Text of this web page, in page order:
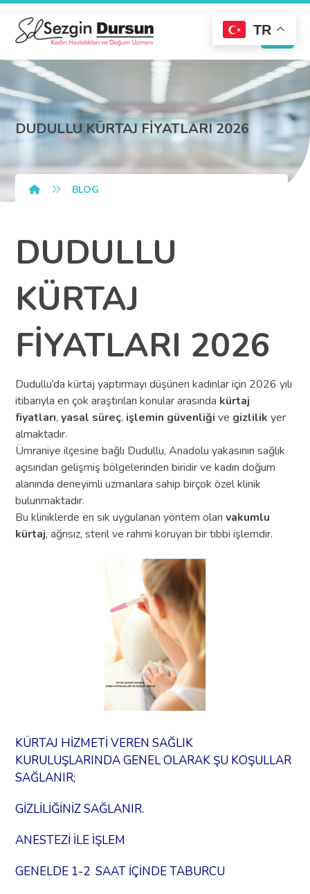
DUDULLU KÜRTAJ FİYATLARI 2026
BLOG
DUDULLU
KÜRTAJ
FİYATLARI 2026
Dudullu’da kürtaj yaptırmayı düşünen kadınlar için 2026 yılı
itibarıyla en çok araştırılan konular arasında kürtaj
fiyatları,yasal süreç, işlemin güvenliği ve gizlilik yer
almaktadır.
Ümraniye ilçesine bağlı Dudullu, Anadolu yakasının sağlık
açısından gelişmiş bölgelerinden biridir ve kadın doğum
alanında deneyimli uzmanlara sahip birçok özel klinik
bulunmaktadır.
Bu kliniklerde en sık uygulanan yöntem olanvakumlu
kürtaj, ağrısız, steril ve rahmi koruyan bir tıbbi işlemdir.
KÜRTAJ HİZMETİ VEREN SAĞLIK
KURULUŞLARINDA GENEL OLARAK ŞU KOŞULLAR
SAĞLANIR;
GİZLİLİĞİNİZ SAĞLANIR.
ANESTEZİ İLE İŞLEM
GENELDE 1-2 SAAT İÇİNDE TABURCU
TR